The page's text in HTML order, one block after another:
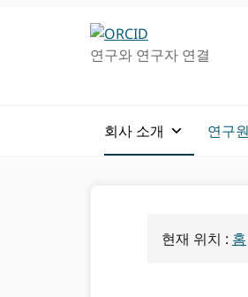
연구와 연구자 연결
회사 소개 연구
현재 위치 : 홈